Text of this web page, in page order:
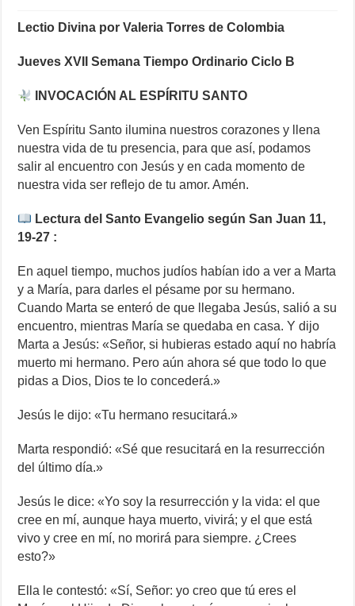
Lectio Divina por Valeria Torres de Colombia
Jueves XVII Semana Tiempo Ordinario Ciclo B
INVOCACIÓN AL ESPÍRITU SANTO
Ven Espíritu Santo ilumina nuestros corazones y llena
nuestra vida de tu presencia, para que así, podamos
salir al encuentro con Jesús y en cada momento de
nuestra vida ser reflejo de tu amor. Amén.
Lectura del Santo Evangelio según San Juan 11,
19-27 :
En aquel tiempo, muchos judíos habían ido a ver a Marta
y a María, para darles el pésame por su hermano.
Cuando Marta se enteró de que llegaba Jesús, salió a su
encuentro, mientras María se quedaba en casa. Y dijo
Marta a Jesús: «Señor, si hubieras estado aquí no habría
muerto mi hermano. Pero aún ahora sé que todo lo que
pidas a Dios, Dios te lo concederá.»
Jesús le dijo: «Tu hermano resucitará.»
Marta respondió: «Sé que resucitará en la resurrección
del último día.»
Jesús le dice: «Yo soy la resurrección y la vida: el que
cree en mí, aunque haya muerto, vivirá; y el que está
vivo y cree en mí, no morirá para siempre. ¿Crees
esto?»
Ella le contestó: «Sí, Señor: yo creo que tú eres el